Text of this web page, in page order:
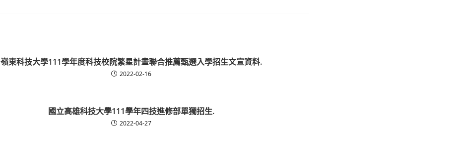
嶺東科技大學111學年度科技校院繁星計畫聯合推薦甄選入學招生文宣資料.
2022-02-16
國立高雄科技大學111學年四技進修部單獨招生.
2022-04-27